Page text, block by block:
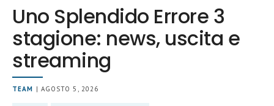
Uno Splendido Errore 3
stagione: news, uscita e
streaming
TEAM | AGOSTO 5, 2026